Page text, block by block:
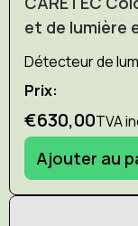
et de lumière
Détecteur de
Prix:
€630,00TVA
Ajouter au